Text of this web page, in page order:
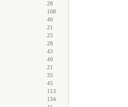
28
108
40
21
25
28
43
40
21
35
45
113
134